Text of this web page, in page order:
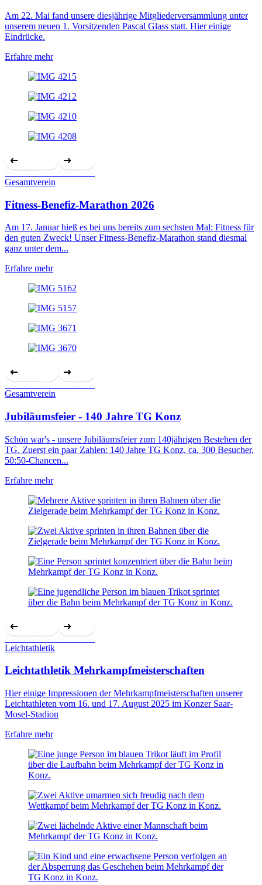
Am 22. Mai fand unsere diesjährige Mitgliederversammlung unter
unserem neuen 1. Vorsitzenden Pascal Glass statt. Hier einige
Eindrücke.
Erfahre mehr
Previous Slide Next Slide
Gesamtverein
Fitness-Benefiz-Marathon 2026
Am 17. Januar hieß es bei uns bereits zum sechsten Mal: Fitness für
den guten Zweck! Unser Fitness-Benefiz-Marathon stand diesmal
ganz unter dem...
Erfahre mehr
Previous Slide Next Slide
Gesamtverein
Jubiläumsfeier - 140 Jahre TG Konz
Schön war's - unsere Jubiläumsfeier zum 140jährigen Bestehen der
TG. Zuerst ein paar Zahlen: 140 Jahre TG Konz, ca. 300 Besucher,
50:50-Chancen...
Erfahre mehr
Previous Slide Next Slide
Leichtathletik
Leichtathletik Mehrkampfmeisterschaften
Hier einige Impressionen der Mehrkampfmeisterschaften unserer
Leichtathleten vom 16. und 17. August 2025 im Konzer Saar-
Mosel-Stadion
Erfahre mehr